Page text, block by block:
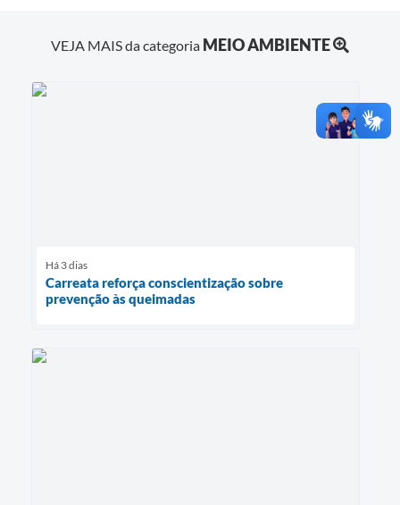
VEJA MAIS da categoria MEIO AMBIENTE
Há 3 dias
Carreata reforça conscientização sobre
prevenção às queimadas